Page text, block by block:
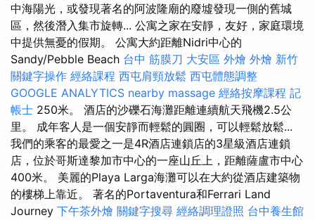
中海陽光，或發現著名的阿波隆廟的廢墟發現一側的舊城
區，然後潛入集市旋轉... 公寓之家在安靜，友好，家庭環境
中提供無憂的假期。 公寓大約距離Nidri中心的
Sandy/Pebble Beach 台中 筋膜刀 大安區 外燴 外燴 新竹
關鍵字操作 經絡課程 西屯肩頸放鬆 西屯體態調整
GOOGLE ANALYTICS nearby massage 經絡按摩課程 記
帳士 250米。 酒店的沙礫石海灘距離連續航天飛機2.5公
里。 成年客人是一個安靜而輕鬆的圓圈，可以輕鬆放鬆...
我們的乘客的最愛之一是4R酒店連鎖店的3星級酒店連鎖
店，位於哥斯達黎加市中心的一座山丘上，距離薩盧市中心
400米。 美麗的Playa Larga海灘可以在大約從酒店建築物
的樓梯上靠近。 著名的Portaventura和Ferrari Land
Journey 下午茶外燴 關鍵字搜尋 經絡調理證照 台中養生館